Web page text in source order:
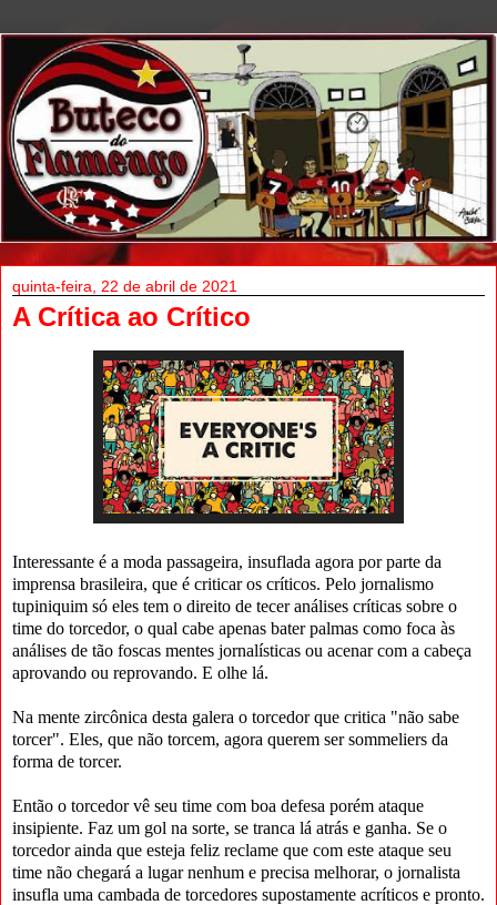
quinta-feira, 22 de abril de 2021
A Crítica ao Crítico
Interessante é a moda passageira, insuflada agora por parte da
imprensa brasileira, que é criticar os críticos. Pelo jornalismo
tupiniquim só eles tem o direito de tecer análises críticas sobre o
time do torcedor, o qual cabe apenas bater palmas como foca às
análises de tão foscas mentes jornalísticas ou acenar com a cabeça
aprovando ou reprovando. E olhe lá.
Na mente zircônica desta galera o torcedor que critica "não sabe
torcer". Eles, que não torcem, agora querem ser sommeliers da
forma de torcer.
Então o torcedor vê seu time com boa defesa porém ataque
insipiente. Faz um gol na sorte, se tranca lá atrás e ganha. Se o
torcedor ainda que esteja feliz reclame que com este ataque seu
time não chegará a lugar nenhum e precisa melhorar, o jornalista
insufla uma cambada de torcedores supostamente acríticos e pronto.